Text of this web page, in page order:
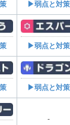
▶弱点と対策
▶弱点と対策
▶弱点と対策
-